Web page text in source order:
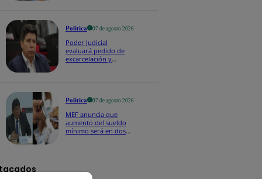
Política 07 de agosto 2026
Poder Judicial
evaluará pedido de
excarcelación y
Política 07 de agosto 2026
MEF anuncia que
aumento del sueldo
mínimo será en dos